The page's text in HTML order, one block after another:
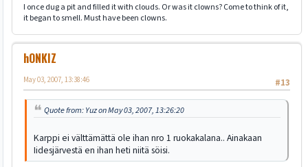
I once dug a pit and filled it with clouds. Or was it clowns? Come to think of it,
it began to smell. Must have been clowns.
hONKIZ
#13
May 03, 2007, 13:38:46
Quote from: Yuz on May 03, 2007, 13:26:20
Karppi ei välttämättä ole ihan nro 1 ruokakalana.. Ainakaan
Iidesjärvestä en ihan heti niitä söisi.